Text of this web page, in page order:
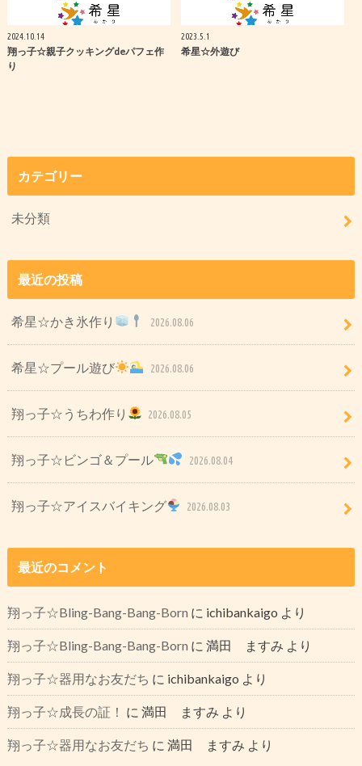
2024.10.14
翔っ子☆親子クッキングdeパフェ作
り
2023.5.1
希星☆外遊び
カテゴリー
未分類
最近の投稿
希星☆かき氷作り 2026.08.06
希星☆プール遊び 2026.08.06
翔っ子☆うちわ作り 2026.08.05
翔っ子☆ビンゴ＆プール 2026.08.04
翔っ子☆アイスバイキング 2026.08.03
最近のコメント
翔っ子☆Bling-Bang-Bang-Born に ichibankaigo より
翔っ子☆Bling-Bang-Bang-Born に 満田 ますみ より
翔っ子☆器用なお友だち に ichibankaigo より
翔っ子☆成長の証！ に 満田 ますみ より
翔っ子☆器用なお友だち に 満田 ますみ より